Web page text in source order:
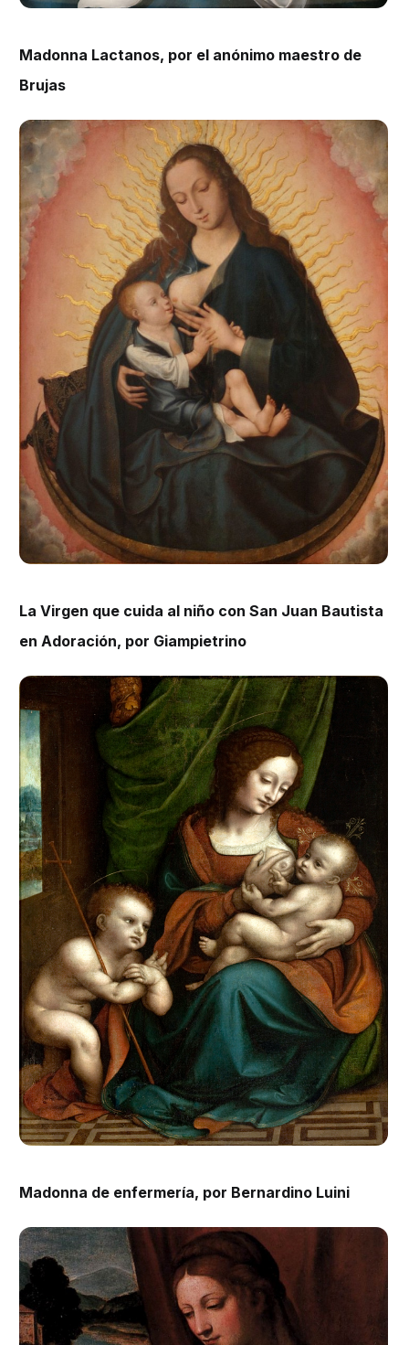
Madonna Lactanos, por el anónimo maestro de
Brujas
La Virgen que cuida al niño con San Juan Bautista
en Adoración, por Giampietrino
Madonna de enfermería, por Bernardino Luini